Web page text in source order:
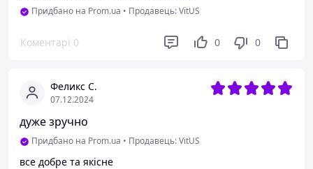
Придбано на Prom.ua • Продавець: VitUS
Коментарі 0 0 0
Феликс С.
07.12.2024
дуже зручно
Придбано на Prom.ua • Продавець: VitUS
все добре та якісне